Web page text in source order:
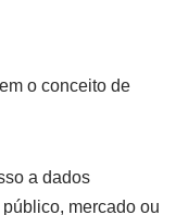
o conceito de
a dados
mercado ou